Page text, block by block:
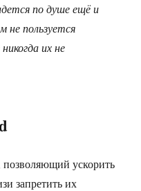
по душе ещё и
не пользуется
их не
ускорить
запретить их